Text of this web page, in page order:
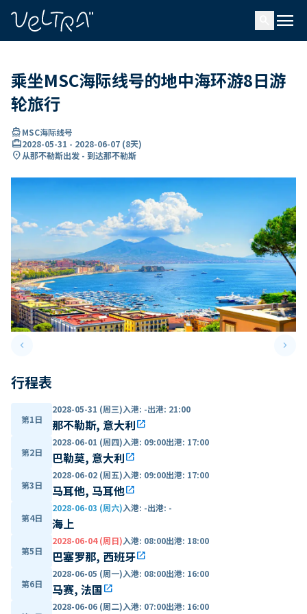
menu
乘坐MSC海际线号的地中海环游8日游
轮旅行
directions_boatMSC海际线号
card_travel2028-05-31 - 2028-06-07 (8天)
location_on从那不勒斯出发 - 到达那不勒斯
keyboard_arrow_leftPrevious slide keyboard_arrow_right
行程表
第1日
2028-05-31 (周三)入港: -出港: 21:00
那不勒斯, 意大利open_in_new
第2日
2028-06-01 (周四)入港: 09:00出港: 17:00
巴勒莫, 意大利open_in_new
第3日
2028-06-02 (周五)入港: 09:00出港: 17:00
马耳他, 马耳他open_in_new
第4日
2028-06-03 (周六)入港: -出港: -
海上
第5日
2028-06-04 (周日)入港: 08:00出港: 18:00
巴塞罗那, 西班牙open_in_new
第6日
2028-06-05 (周一)入港: 08:00出港: 16:00
马赛, 法国open_in_new
2028-06-06 (周二)入港: 07:00出港: 16:00